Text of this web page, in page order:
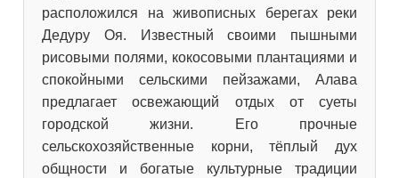
расположился на живописных берегах реки
Дедуру Оя. Известный своими пышными
рисовыми полями, кокосовыми плантациями и
спокойными сельскими пейзажами, Алава
предлагает освежающий отдых от суеты
городской жизни. Его прочные
сельскохозяйственные корни, тёплый дух
общности и богатые культурные традиции